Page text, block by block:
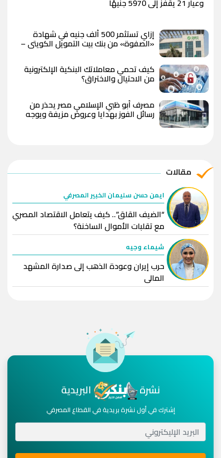
وعيار 21 يقفز إلى 5970 جنيهًا
إزاي تستثمر 500 ألف جنيه في شهادة
«الصفوة» من بنك بيت التمويل الكويتي –
مصر بعد رفع العائد؟
كيف تحمي معاملاتك البنكية الإلكترونية
من الاحتيال والاختراق؟
مصرف أبو ظبي الإسلامي مصر يحذر من
رسائل الفوز بهدايا وعروض مزيفة ويوجه
بعدم مشاركة البيانات المصرفية
مقالات
ايمن حسن سليمان الخبير المصرفي
“الضيف القلق”.. كيف يتعامل الاقتصاد المصري
مع تقلبات الأموال الساخنة؟
شيماء وجيه
حرب إيران وعودة الذهب إلى صدارة المشهد
المالي
نشرة البريدية
إشترك في أول نشرة بريدية في القطاع المصرفي